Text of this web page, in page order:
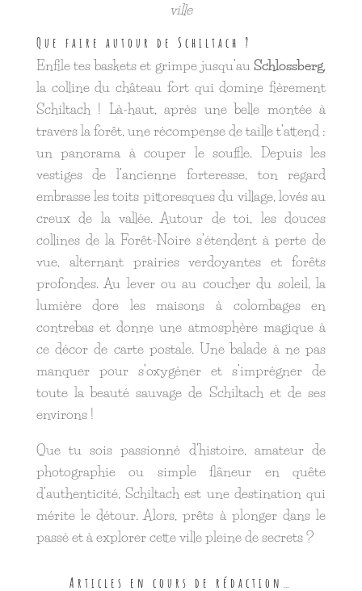
ville
Que faire autour de Schiltach ?
Enfile tes baskets et grimpe jusqu’auSchlossberg,
la colline du château fort qui domine fièrement
Schiltach ! Là-haut, après une belle montée à
travers la forêt, une récompense de taille t’attend :
un panorama à couper le souffle. Depuis les
vestiges de l’ancienne forteresse, ton regard
embrasse les toits pittoresques du village, lovés au
creux de la vallée. Autour de toi, les douces
collines de la Forêt-Noire s’étendent à perte de
vue, alternant prairies verdoyantes et forêts
profondes. Au lever ou au coucher du soleil, la
lumière dore les maisons à colombages en
contrebas et donne une atmosphère magique à
ce décor de carte postale. Une balade à ne pas
manquer pour s’oxygéner et s’imprégner de
toute la beauté sauvage de Schiltach et de ses
environs !
Que tu sois passionné d’histoire, amateur de
photographie ou simple flâneur en quête
d’authenticité, Schiltach est une destination qui
mérite le détour. Alors, prêts à plonger dans le
passé et à explorer cette ville pleine de secrets ?
Articles en cours de rédaction…